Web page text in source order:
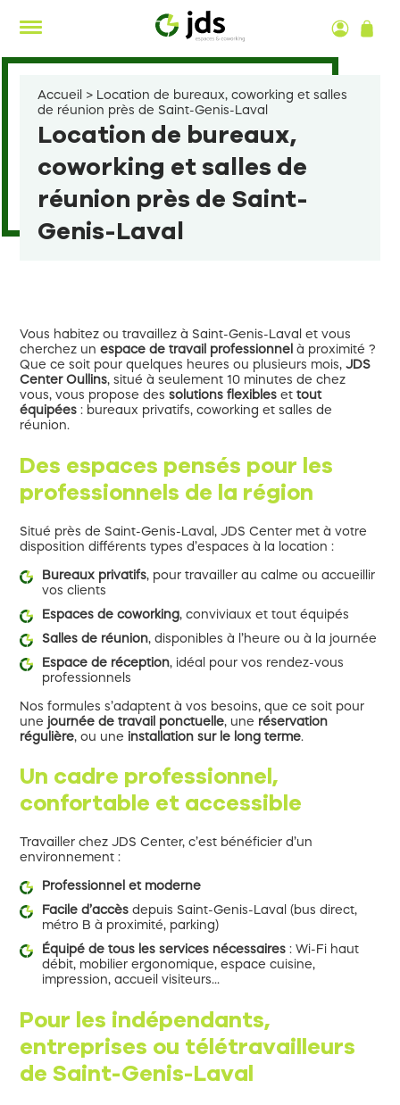
contenu
Accueil > Location de bureaux, coworking et salles
de réunion près de Saint-Genis-Laval
Location de bureaux,
coworking et salles de
réunion près de Saint-
Genis-Laval
Vous habitez ou travaillez à Saint-Genis-Laval et vous
cherchez unespace de travail professionnel à proximité ?
Que ce soit pour quelques heures ou plusieurs mois,JDS
Center Oullins, situé à seulement 10 minutes de chez
vous, vous propose dessolutions flexibles ettout
équipées : bureaux privatifs, coworking et salles de
réunion.
Des espaces pensés pour les
professionnels de la région
Situé près de Saint-Genis-Laval, JDS Center met à votre
disposition différents types d’espaces à la location :
Bureaux privatifs, pour travailler au calme ou accueillir
vos clients
Espaces de coworking, conviviaux et tout équipés
Salles de réunion, disponibles à l’heure ou à la journée
Espace de réception, idéal pour vos rendez-vous
professionnels
Nos formules s’adaptent à vos besoins, que ce soit pour
une journée de travail ponctuelle, une réservation
régulière, ou une installation sur le long terme.
Un cadre professionnel,
confortable et accessible
Travailler chez JDS Center, c’est bénéficier d’un
environnement :
Professionnel et moderne
Facile d’accès depuis Saint-Genis-Laval (bus direct,
métro B à proximité, parking)
Équipé de tous les services nécessaires : Wi-Fi haut
débit, mobilier ergonomique, espace cuisine,
impression, accueil visiteurs…
Pour les indépendants,
entreprises ou télétravailleurs
de Saint-Genis-Laval